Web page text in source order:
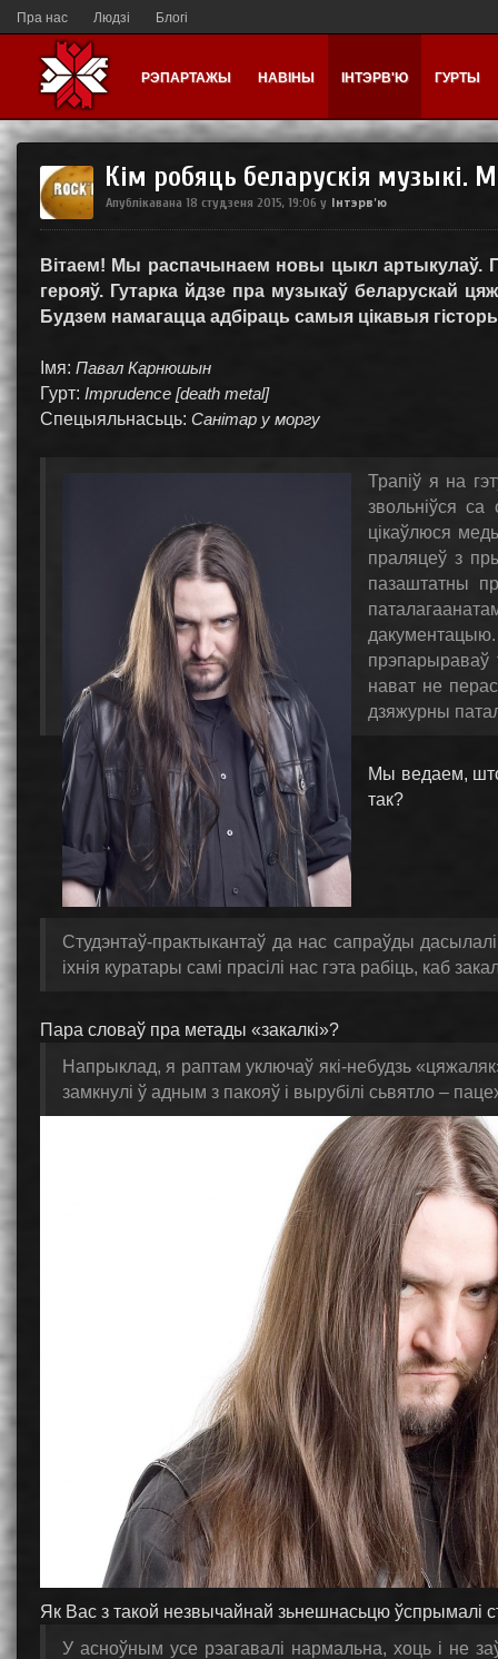
Пра нас Людзі Блогі
РЭПАРТАЖЫ НАВІНЫ ІНТЭРВ'Ю ГУРТЫ
Кім робяць беларускія музыкі.
Апублікавана 18 студзеня 2015, 19:06 у Інтэрв'ю
Вітаем! Мы распачынаем новы цыкл артыкулаў.
герояў. Гутарка йдзе пра музыкаў беларускай
Будзем намагацца адбіраць самыя цікавыя
Імя: Павал Карнюшын
Гурт: Imprudence [death metal]
Спецыяльнасьць: Санітар у моргу
Трапіў я на
звольніўся
цікаўлюся
праляцеў з
пазаштатны
нават не
дзяжурны
Мы ведаем, што
так?
Студэнтаў-практыкантаў да нас сапраўды
іхнія куратары самі прасілі нас гэта рабіць, каб
Пара словаў пра метады «закалкі»?
Напрыклад, я раптам уключаў які-небудзь
замкнулі ў адным з пакояў і вырубілі сьвятло –
Як Вас з такой незвычайнай зьнешнасьцю ўспрымалі
У асноўным усе рэагавалі нармальна, хоць і не